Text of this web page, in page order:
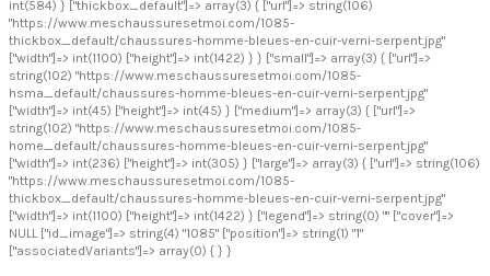
int(584) } ["thickbox_default"]=> array(3) { ["url"]=> string(106)
"https://www.meschaussuresetmoi.com/1085-
thickbox_default/chaussures-homme-bleues-en-cuir-verni-serpent.jpg"
["width"]=> int(1100) ["height"]=> int(1422) } } ["small"]=> array(3) { ["url"]=>
string(102) "https://www.meschaussuresetmoi.com/1085-
hsma_default/chaussures-homme-bleues-en-cuir-verni-serpent.jpg"
["width"]=> int(45) ["height"]=> int(45) } ["medium"]=> array(3) { ["url"]=>
string(102) "https://www.meschaussuresetmoi.com/1085-
home_default/chaussures-homme-bleues-en-cuir-verni-serpent.jpg"
["width"]=> int(236) ["height"]=> int(305) } ["large"]=> array(3) { ["url"]=> string(106)
"https://www.meschaussuresetmoi.com/1085-
thickbox_default/chaussures-homme-bleues-en-cuir-verni-serpent.jpg"
["width"]=> int(1100) ["height"]=> int(1422) } ["legend"]=> string(0) "" ["cover"]=>
NULL ["id_image"]=> string(4) "1085" ["position"]=> string(1) "1"
["associatedVariants"]=> array(0) { } }